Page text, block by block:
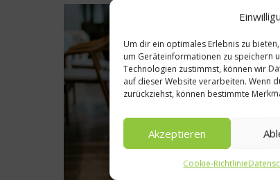
Um dir ein optimales Erlebnis zu
um Geräteinformationen zu speichern
Technologien zustimmst, können wir
auf dieser Website verarbeiten. Wenn
zurückziehst, können bestimmte
Akzeptieren
Cookie-Richtlinie